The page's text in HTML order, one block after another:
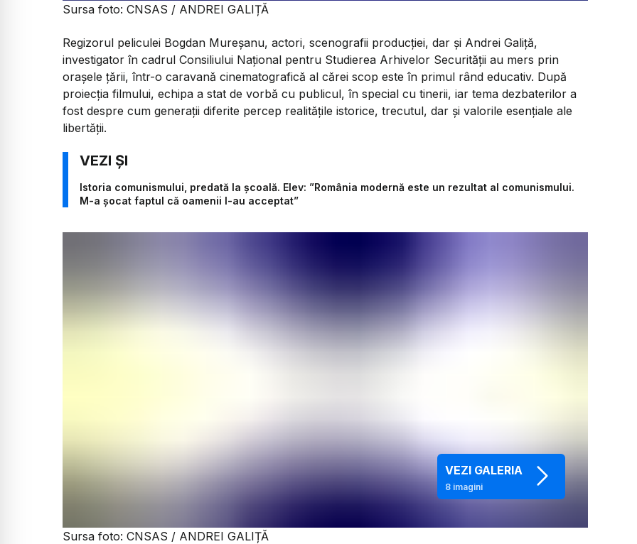
Sursa foto: CNSAS / ANDREI GALIȚĂ
Regizorul peliculei Bogdan Mureșanu, actori, scenografii producției, dar și Andrei Galiță,
investigator în cadrul Consiliului Național pentru Studierea Arhivelor Securității au mers prin
orașele țării, într-o caravană cinematografică al cărei scop este în primul rând educativ. După
proiecția filmului, echipa a stat de vorbă cu publicul, în special cu tinerii, iar tema dezbaterilor a
fost despre cum generații diferite percep realitățile istorice, trecutul, dar și valorile esențiale ale
libertății.
Istoria comunismului, predată la școală. Elev: ”România modernă este un rezultat al comunismului.
M-a șocat faptul că oamenii l-au acceptat”
VEZI GALERIA
8 imagini
Sursa foto: CNSAS / ANDREI GALIȚĂ